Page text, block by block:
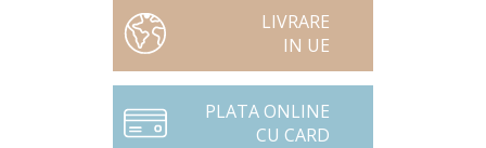
LIVRARE
IN UE
PLATA ONLINE
CU CARD